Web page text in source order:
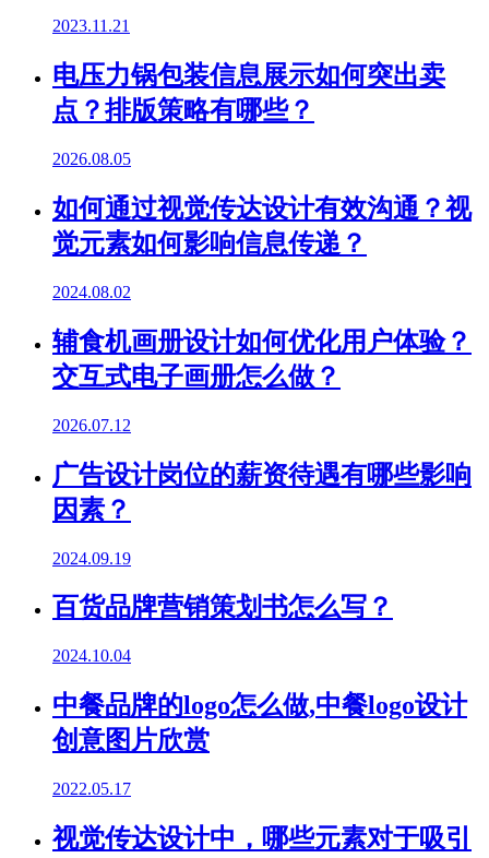
2023.11.21
电压力锅包装信息展示如何突出卖
点？排版策略有哪些？
2026.08.05
如何通过视觉传达设计有效沟通？视
觉元素如何影响信息传递？
2024.08.02
辅食机画册设计如何优化用户体验？
交互式电子画册怎么做？
2026.07.12
广告设计岗位的薪资待遇有哪些影响
因素？
2024.09.19
百货品牌营销策划书怎么写？
2024.10.04
中餐品牌的logo怎么做,中餐logo设计
创意图片欣赏
2022.05.17
视觉传达设计中，哪些元素对于吸引